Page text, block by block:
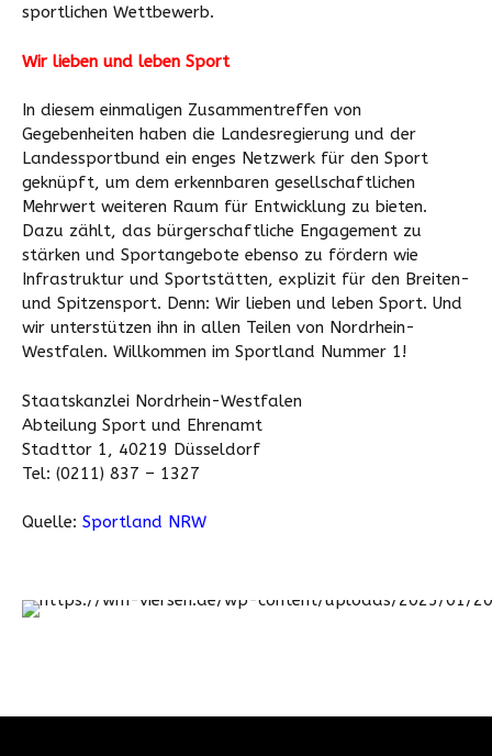
sportlichen Wettbewerb.
Wir lieben und leben Sport
In diesem einmaligen Zusammentreffen von
Gegebenheiten haben die Landesregierung und der
Landessportbund ein enges Netzwerk für den Sport
geknüpft, um dem erkennbaren gesellschaftlichen
Mehrwert weiteren Raum für Entwicklung zu bieten.
Dazu zählt, das bürgerschaftliche Engagement zu
stärken und Sportangebote ebenso zu fördern wie
Infrastruktur und Sportstätten, explizit für den Breiten-
und Spitzensport. Denn: Wir lieben und leben Sport. Und
wir unterstützen ihn in allen Teilen von Nordrhein-
Westfalen. Willkommen im Sportland Nummer 1!
Staatskanzlei Nordrhein-Westfalen
Abteilung Sport und Ehrenamt
Stadttor 1, 40219 Düsseldorf
Tel: (0211) 837 – 1327
Quelle: Sportland NRW